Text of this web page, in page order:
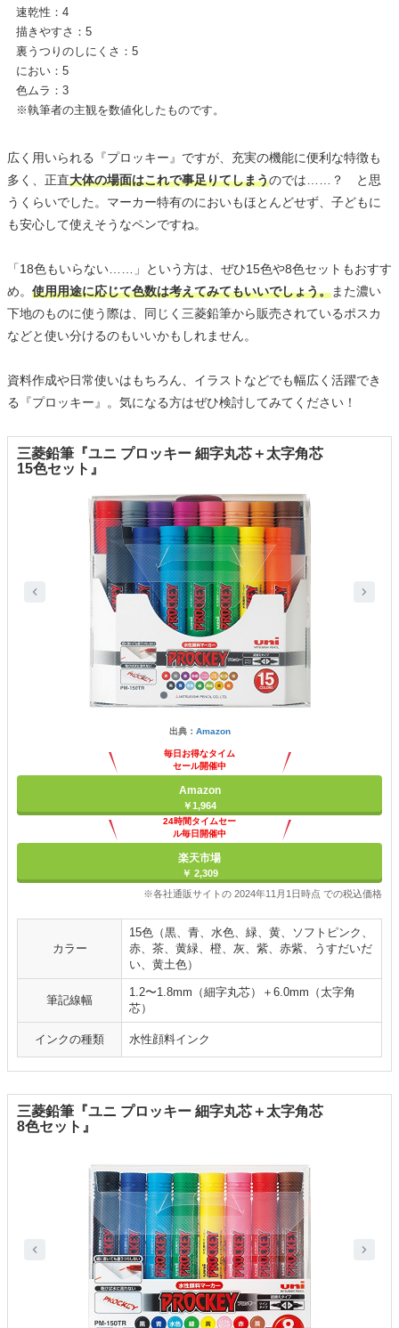
速乾性：4
描きやすさ：5
裏うつりのしにくさ：5
におい：5
色ムラ：3
※執筆者の主観を数値化したものです。
広く用いられる『プロッキー』ですが、充実の機能に便利な特徴も
多く、正直大体の場面はこれで事足りてしまうのでは……？ と思
うくらいでした。マーカー特有のにおいもほとんどせず、子どもに
も安心して使えそうなペンですね。
「18色もいらない……」という方は、ぜひ15色や8色セットもおすす
め。 使用用途に応じて色数は考えてみてもいいでしょう。また濃い
下地のものに使う際は、同じく三菱鉛筆から販売されているポスカ
などと使い分けるのもいいかもしれません。
資料作成や日常使いはもちろん、イラストなどでも幅広く活躍でき
る『プロッキー』。気になる方はぜひ検討してみてください！
三菱鉛筆『ユニ プロッキー 細字丸芯＋太字角芯
15色セット』
出典： Amazon
毎日お得なタイム
セール開催中
Amazon
￥1,964
24時間タイムセー
ル毎日開催中
楽天市場
￥ 2,309
※各社通販サイトの 2024年11月1日時点 での税込価格
カラー
15色（黒、青、水色、緑、黄、ソフトピンク、
赤、茶、黄緑、橙、灰、紫、赤紫、うすだいだ
い、黄土色）
筆記線幅
1.2〜1.8mm（細字丸芯）＋6.0mm（太字角
芯）
インクの種類 水性顔料インク
三菱鉛筆『ユニ プロッキー 細字丸芯＋太字角芯
8色セット』